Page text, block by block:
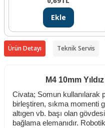
Ekle
Ürün Detayı Teknik Servis
M4 10mm
Civata; Somun kullanılarak
birleştiren, sıkma momenti
altıgen vb. başı olan
bağlama elemanıdır.